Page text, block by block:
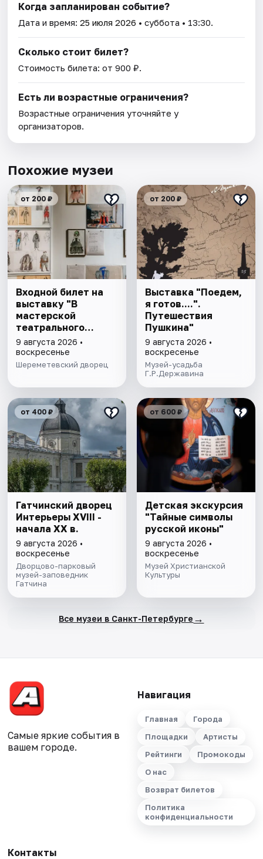
Когда запланирован событие?
Дата и время:25 июля 2026 • суббота • 13:30.
Сколько стоит билет?
Стоимость билета: от 900 ₽.
Есть ли возрастные ограничения?
Возрастные ограничения уточняйте у
организаторов.
Похожие музеи
от 200 ₽
Входной билет на
выставку "В
мастерской
театрального
художника"
9 августа 2026 •
воскресенье
Шереметевский дворец
от 200 ₽
Выставка "Поедем,
я готов....".
Путешествия
Пушкина"
9 августа 2026 •
воскресенье
Музей-усадьба
Г.Р.Державина
от 400 ₽
Гатчинский дворец
Интерьеры ХVIII -
начала ХХ в.
9 августа 2026 •
воскресенье
Дворцово-парковый
музей-заповедник
Гатчина
от 600 ₽
Детская экскурсия
"Тайные символы
русской иконы"
9 августа 2026 •
воскресенье
Музей Христианской
Культуры
Все музеи в Санкт-Петербурге →
Самые яркие события в
вашем городе.
Навигация
Главная
Города
Площадки
Артисты
Рейтинги
Промокоды
О нас
Возврат билетов
Политика
конфиденциальности
Контакты